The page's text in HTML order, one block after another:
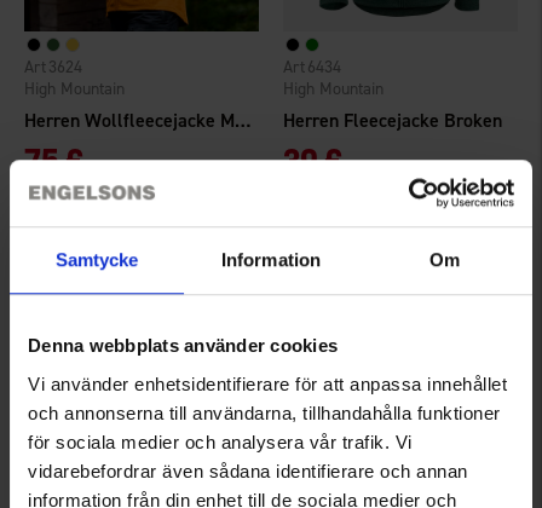
Samtycke Information Om
Denna webbplats använder cookies
Vi använder enhetsidentifierare för att anpassa innehållet
och annonserna till användarna, tillhandahålla funktioner
för sociala medier och analysera vår trafik. Vi
vidarebefordrar även sådana identifierare och annan
information från din enhet till de sociala medier och
Herren Wollfleecejacke Matterhorn
High Mountain
3624
75 €
Bewertung: 4.4 von 5 Sternen
Herren Fleecejacke Broken
High Mountain
6434
39 €
4.8 von 5 Sternen